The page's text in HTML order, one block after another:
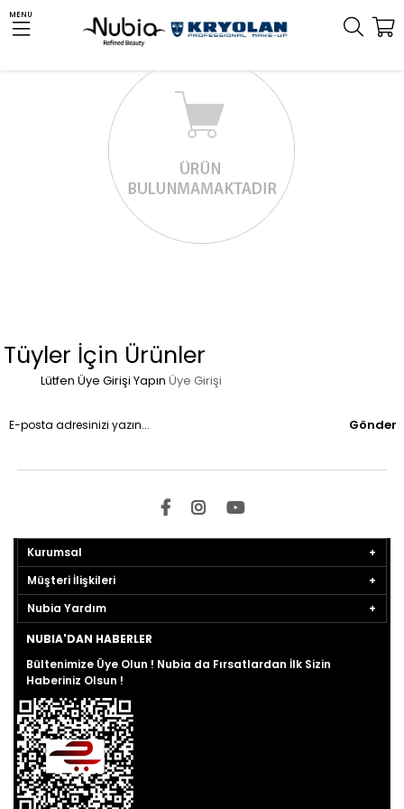
MENU
Tüyler İçin Ürünler
Lütfen Üye Girişi Yapın Üye Girişi
Gönder
Kurumsal
Müşteri İlişkileri
Nubia Yardım
NUBIA'DAN HABERLER
Bültenimize Üye Olun ! Nubia da Fırsatlardan İlk Sizin
Haberiniz Olsun !